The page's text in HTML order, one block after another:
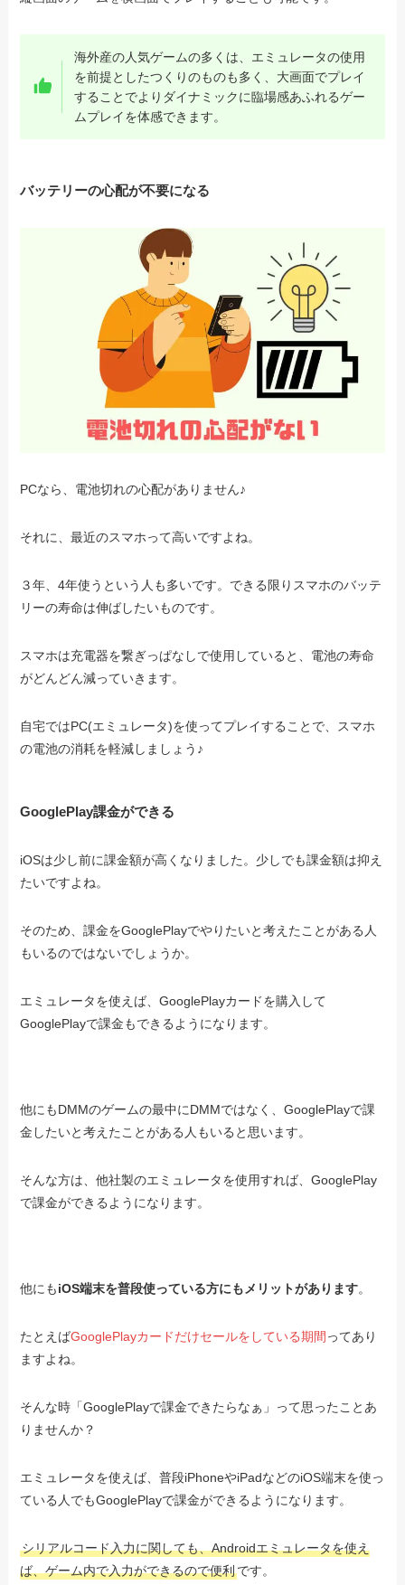
海外産の人気ゲームの多くは、エミュレータの使用
を前提としたつくりのものも多く、大画面でプレイ
することでよりダイナミックに臨場感あふれるゲー
ムプレイを体感できます。
バッテリーの心配が不要になる
PCなら、電池切れの心配がありません♪
それに、最近のスマホって高いですよね。
３年、4年使うという人も多いです。できる限りスマホのバッテ
リーの寿命は伸ばしたいものです。
スマホは充電器を繋ぎっぱなしで使用していると、電池の寿命
がどんどん減っていきます。
自宅ではPC(エミュレータ)を使ってプレイすることで、スマホ
の電池の消耗を軽減しましょう♪
GooglePlay課金ができる
iOSは少し前に課金額が高くなりました。少しでも課金額は抑え
たいですよね。
そのため、課金をGooglePlayでやりたいと考えたことがある人
もいるのではないでしょうか。
エミュレータを使えば、GooglePlayカードを購入して
GooglePlayで課金もできるようになります。
他にもDMMのゲームの最中にDMMではなく、GooglePlayで課
金したいと考えたことがある人もいると思います。
そんな方は、他社製のエミュレータを使用すれば、GooglePlay
で課金ができるようになります。
他にもiOS端末を普段使っている方にもメリットがあります。
たとえばGooglePlayカードだけセールをしている期間 ってあり
ますよね。
そんな時「GooglePlayで課金できたらなぁ」って思ったことあ
りませんか？
エミュレータを使えば、普段iPhoneやiPadなどのiOS端末を使っ
ている人でもGooglePlayで課金ができるようになります。
シリアルコード入力に関しても、Androidエミュレータを使え
ば、ゲーム内で入力ができるので便利です。